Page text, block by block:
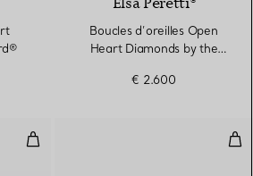
Boucles d’oreilles Open
Heart Diamonds by the
€ 2.600
Bracelet Open Heart en or rose